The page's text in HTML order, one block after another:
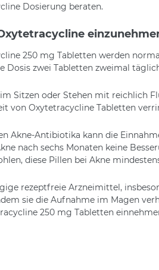
Dosierung beraten.
250 mg Tabletten werden
Dosis zwei Tabletten zweimal
Sitzen oder Stehen mit reichlich
von Oxytetracycline Tabletten
Akne-Antibiotika kann die
nach sechs Monaten keine
diese Pillen bei Akne
rezeptfreie Arzneimittel,
sie die Aufnahme im Magen
250 mg Tabletten